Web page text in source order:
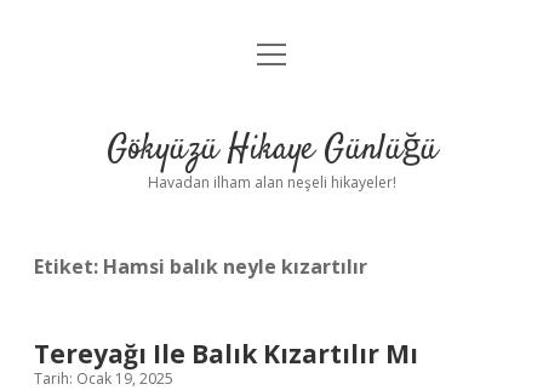
Anasayfa
Yasal Uyarı
menüyü
Gökyüzü Hikaye Günlüğü
Havadan ilham alan neşeli hikayeler!
Etiket: Hamsi balık neyle kızartılır
Tereyağı Ile Balık Kızartılır Mı
Tarih: Ocak 19, 2025